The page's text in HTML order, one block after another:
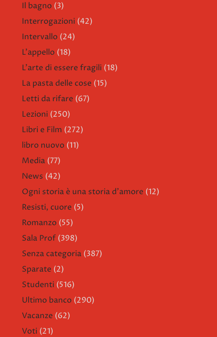
Il bagno (3)
Interrogazioni (42)
Intervallo (24)
L'appello (18)
L'arte di essere fragili (18)
La pasta delle cose (15)
Letti da rifare (67)
Lezioni (250)
Libri e Film (272)
libro nuovo (11)
Media (77)
News (42)
Ogni storia è una storia d'amore (12)
Resisti, cuore (5)
Romanzo (55)
Sala Prof (398)
Senza categoria (387)
Sparate (2)
Studenti (516)
Ultimo banco (290)
Vacanze (62)
Voti (21)